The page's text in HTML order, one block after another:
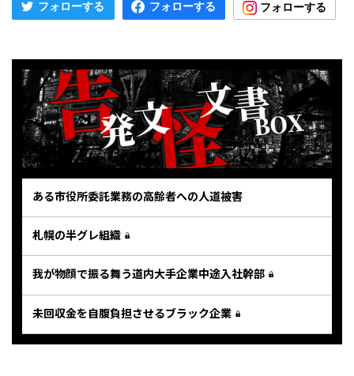
ある市役所委託業務の高齢者への人道被害
札幌の半グレ組織
我が物顔で振る舞う道内大手企業中途入社幹部
未回収金を自腹負担させるブラック企業